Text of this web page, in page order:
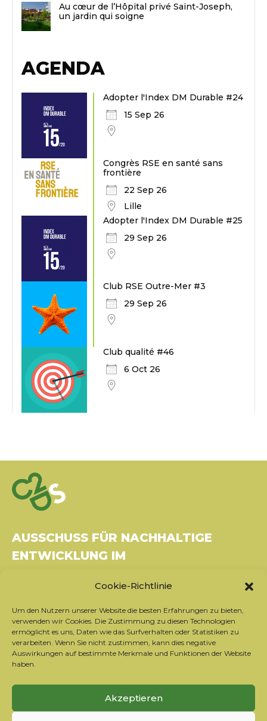
Cookie-Richtlinie
Um den Nutzern unserer Website die besten Erfahrungen zu bieten,
verwenden wir Cookies. Die Zustimmung zu diesen Technologien
ermöglicht es uns, Daten wie das Surfverhalten oder Statistiken zu
verarbeiten. Wenn Sie nicht zustimmen, kann dies negative
Auswirkungen auf bestimmte Merkmale und Funktionen der Website
haben.
Akzeptieren
Au cœur de l’Hôpital privé Saint-Joseph,
un jardin qui soigne
AGENDA
Adopter l'Index DM Durable #24
15 Sep 26
Congrès RSE en santé sans
frontière
22 Sep 26
Lille
Adopter l'Index DM Durable #25
29 Sep 26
Club RSE Outre-Mer #3
29 Sep 26
Club qualité #46
6 Oct 26
AUSSCHUSS FÜR NACHHALTIGE
ENTWICKLUNG IM
37270 Montlouis-sur-Loire
Tel.: 06 26 49 36 81 -
contact@c2ds.eu
TwitterLinkedIn
Sich für den Newsletter anmelden
Unsere Partner